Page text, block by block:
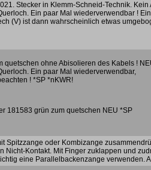
Stecker in Klemm-Schneid-Technik.
Ein paar Mal wiederverwendbar !
(V) ist dann wahrscheinlich etwas
quetschen ohne Abisolieren des Kabels !
Ein paar Mal wiederverwendbar,
! *SP *nKWR!
181583 grün zum quetschen NEU *SP
Spitzzange oder Kombizange
Nicht-Kontakt. Mit Finger zuklappen und
eine Parallelbackenzange verwenden.